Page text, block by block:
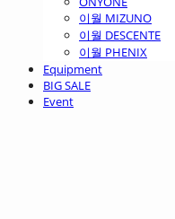
이월 MIZUNO
이월 DESCENTE
이월 PHENIX
Equipment
BIG SALE
Event